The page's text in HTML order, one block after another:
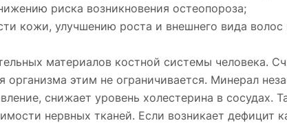
риска возникновения остеопороза;
кожи, улучшению роста и внешнего вида волос
материалов костной системы человека.
организма этим не ограничивается. Минерал
снижает уровень холестерина в сосудах.
нервных тканей. Если возникает дефицит